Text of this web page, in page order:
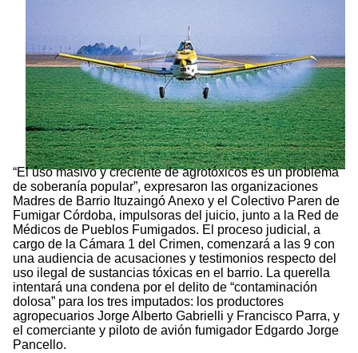
“El uso masivo y creciente de agrotóxicos es un problema
de soberanía popular”, expresaron las organizaciones
Madres de Barrio Ituzaingó Anexo y el Colectivo Paren de
Fumigar Córdoba, impulsoras del juicio, junto a la Red de
Médicos de Pueblos Fumigados. El proceso judicial, a
cargo de la Cámara 1 del Crimen, comenzará a las 9 con
una audiencia de acusaciones y testimonios respecto del
uso ilegal de sustancias tóxicas en el barrio. La querella
intentará una condena por el delito de “contaminación
dolosa” para los tres imputados: los productores
agropecuarios Jorge Alberto Gabrielli y Francisco Parra, y
el comerciante y piloto de avión fumigador Edgardo Jorge
Pancello.